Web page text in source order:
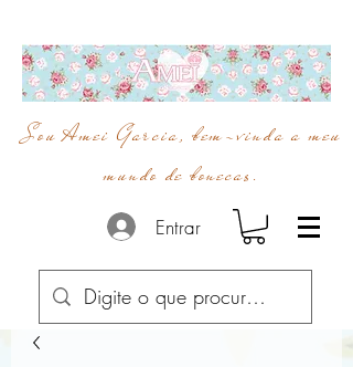
Sou Amei Garcia, bem-vinda a meu
mundo de bonecas.
Entrar